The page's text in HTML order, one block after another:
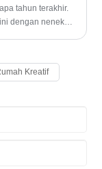
tahun terakhir.
dengan nenek
melakukan
Kreatif